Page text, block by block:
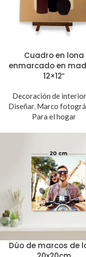
Cuadro en lona
enmarcado en
12×12″
Decoración de
Diseñar, Marco
Para el hogar
Dúo de marcos de